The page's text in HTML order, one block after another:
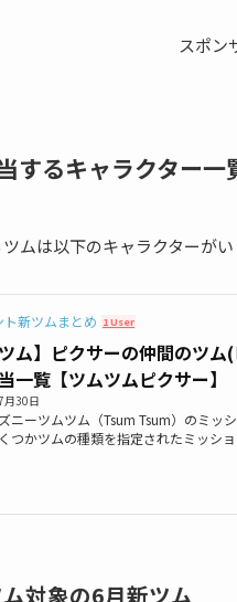
スポン
するキャラクター一
ムは以下のキャラクターがい
新ツムまとめ 1 User
ツム】ピクサーの仲間のツ
一覧【ツムツムピクサー】
月30日
ニーツムツム（Tsum Tsum）のミッ
つかツムの種類を指定されたミッシ
ミッションもぜひご覧ください。ツ
対象の6月新ツム